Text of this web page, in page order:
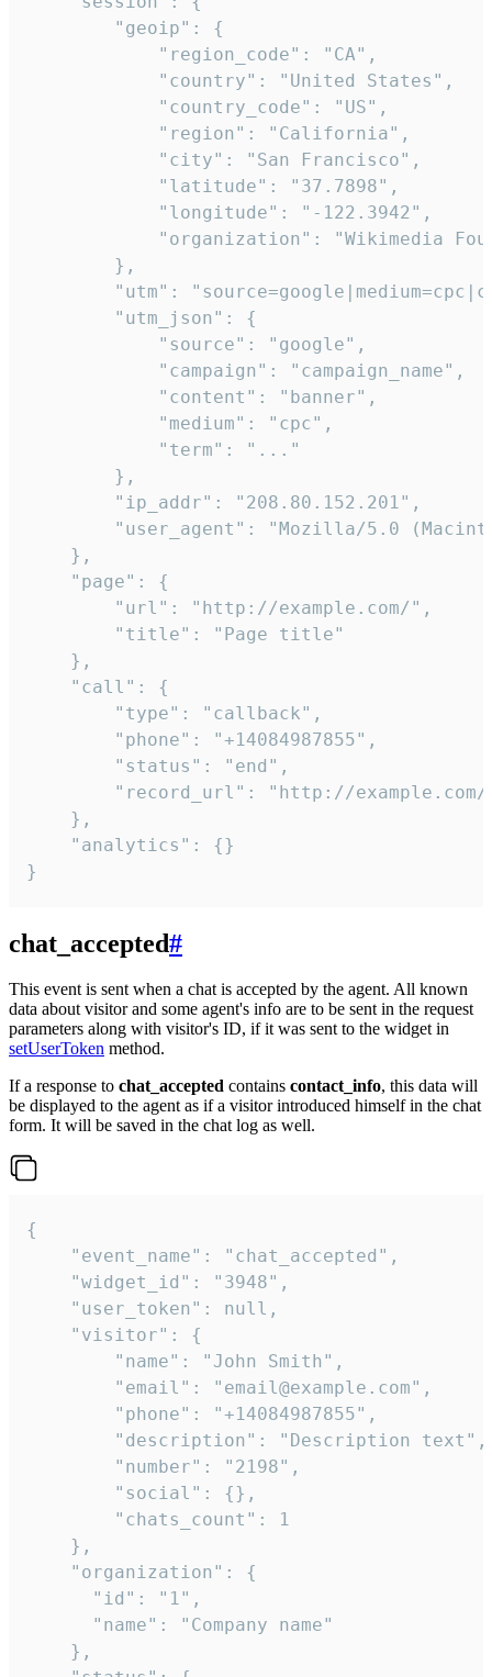
        "geoip": {
            "region_code": "CA",
            "country": "United States",
            "country_code": "US",
            "region": "California",
            "city": "San Francisco",
            "latitude": "37.7898",
            "longitude": "-122.3942",
"organization": "Wikimedia
        },
"utm":
        "utm_json": {
            "source": "google",
            "campaign": "campaign_name",
            "content": "banner",
            "medium": "cpc",
            "term": "..."
        },
        "ip_addr": "208.80.152.201",
"user_agent": "Mozilla/5.0
    },
    "page": {
        "url": "http://example.com/",
        "title": "Page title"
    },
    "call": {
        "type": "callback",
        "phone": "+14084987855",
        "status": "end",
"record_url": "http://
    },
    "analytics": {}
}
chat_accepted#
This event is sent when a chat is accepted by the agent. All known
data about visitor and some agent's info are to be sent in the request
parameters along with visitor's ID, if it was sent to the widget in
setUserToken method.
If a response to chat_accepted contains contact_info, this data will
be displayed to the agent as if a visitor introduced himself in the chat
form. It will be saved in the chat log as well.
{
    "event_name": "chat_accepted",
    "widget_id": "3948",
    "user_token": null,
    "visitor": {
        "name": "John Smith",
        "email": "email@example.com",
        "phone": "+14084987855",
        "description": "Description text",
        "number": "2198",
        "social": {},
        "chats_count": 1
    },
    "organization": {
      "id": "1",
      "name": "Company name"
    },